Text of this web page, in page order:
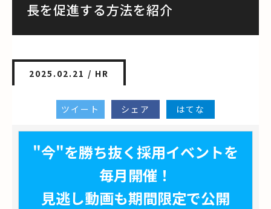
長を促進する方法を紹介
2025.02.21 / HR
ツイート シェア はてな
"今"を勝ち抜く採用イベントを
毎月開催！
見逃し動画も期間限定で公開